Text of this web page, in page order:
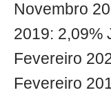
Novembro
2019: 2,09%
Fevereiro
Fevereiro